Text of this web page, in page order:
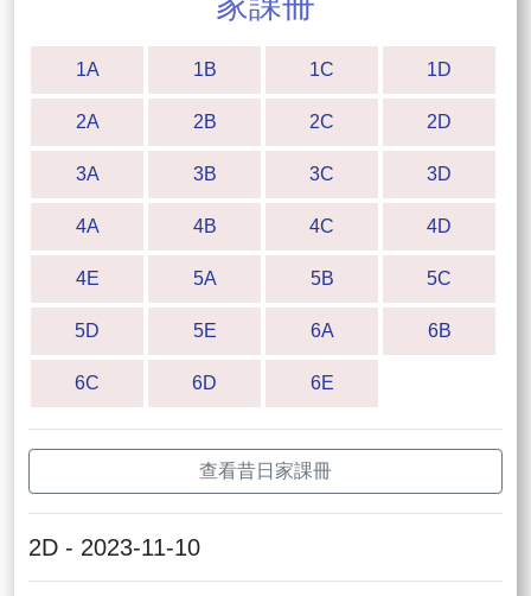
1A 1B 1C 1D
2A 2B 2C 2D
3A 3B 3C 3D
4A 4B 4C 4D
4E 5A 5B 5C
5D 5E 6A 6B
6C 6D 6E
查看昔日家課冊
2D - 2023-11-10